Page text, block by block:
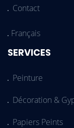
Contact
Langues
SERVICES
Peinture
Décoration &
Papiers Peints